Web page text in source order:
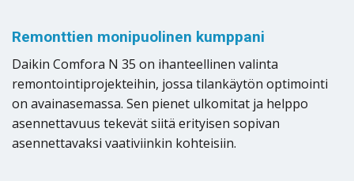
Remonttien monipuolinen kumppani
Daikin Comfora N 35 on ihanteellinen valinta
remontointiprojekteihin, jossa tilankäytön optimointi
on avainasemassa. Sen pienet ulkomitat ja helppo
asennettavuus tekevät siitä erityisen sopivan
asennettavaksi vaativiinkin kohteisiin.